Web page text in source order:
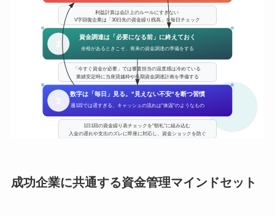
成功企業に共通する資金管理マインドセット